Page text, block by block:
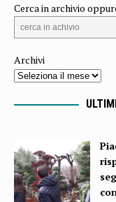
Cerca in archivio
Archivi